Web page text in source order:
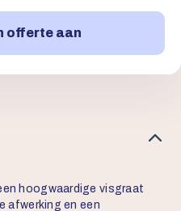
offerte aan
hoogwaardige visgraat
afwerking en een